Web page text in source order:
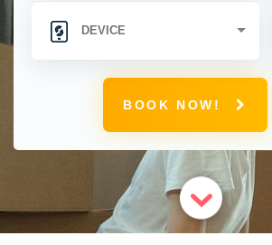
BOOK NOW!